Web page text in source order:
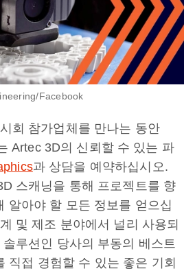
Facebook
회 참가업체를 만나는 동안
Artec 3D의 신뢰할 수 있는 파
과 상담을 예약하십시오.
스캐닝을 통해 프로젝트를 향
알아야 할 모든 정보를 얻으십
및 제조 분야에서 널리 사용되
루션인 당사의 부동의 베스트
직접 경험할 수 있는 좋은 기회